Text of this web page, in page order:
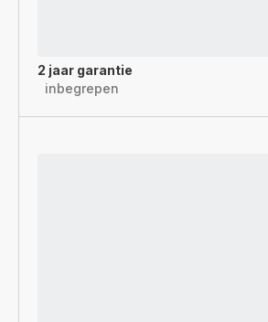
2 jaar garantie
inbegrepen